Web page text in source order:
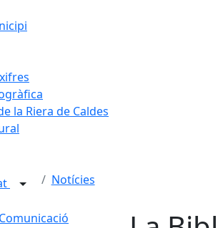
la Riera de Caldes
Notícies